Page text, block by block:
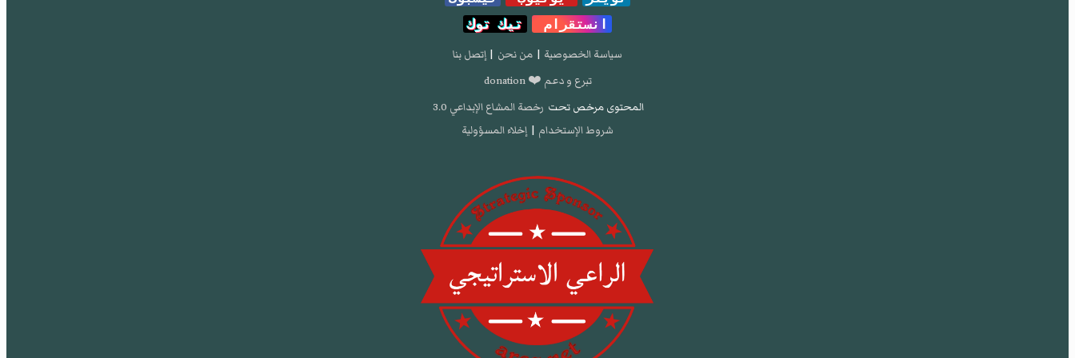
انستقرام
تيك توك
سياسة الخصوصية | من نحن | إتصل بنا
تبرع و دعم ❤️ donation
المحتوى مرخص تحت رخصة المشاع الإبداعي 3.0
شروط الإستخدام | إخلاء المسؤولية